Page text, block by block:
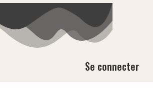
Se connecter